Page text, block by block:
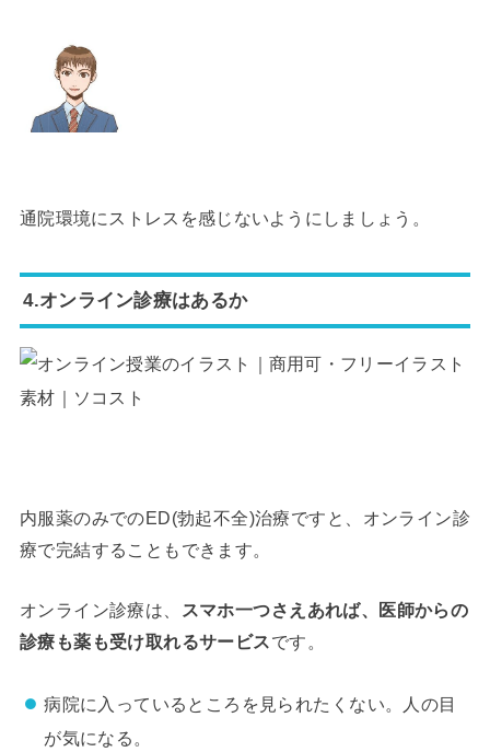
通院環境にストレスを感じないようにしましょう。
4.オンライン診療はあるか
内服薬のみでのED(勃起不全)治療ですと、オンライン診
療で完結することもできます。
オンライン診療は、
スマホ一つさえあれば、医師からの
診療も薬も受け取れるサービスです。
病院に入っているところを見られたくない。人の目
が気になる。